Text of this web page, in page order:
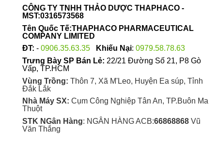
được
chọn
trên
trang
sản
CÔNG TY TNHH THẢO DƯỢC THAPHACO -
MST:0316573568
Tên Quốc Tế:THAPHACO PHARMACEUTICAL
COMPANY LIMITED
ĐT: - 0906.35.63.35 Khiếu Nại: 0979.58.78.63
Trưng Bày SP Bán Lẻ: 22/21 Đường Số 21, P8 Gò
Vấp, TP.HCM
Vùng Trồng: Thôn 7, Xã M'Leo, Huyện Ea súp, Tỉnh
Đắk Lắk
Nhà Máy SX: Cụm Công Nghiệp Tân An, TP.Buôn Ma
Thuột
STK NGân Hàng: NGÂN HÀNG ACB:66868868Vũ
Văn Thắng